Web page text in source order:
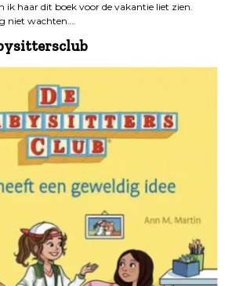
ik haar dit boek voor de vakantie liet zien.
niet wachten….